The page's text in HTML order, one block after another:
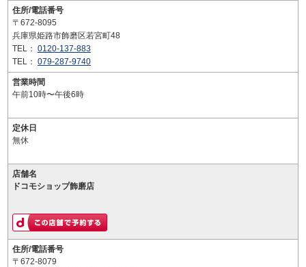
住所/電話番号
〒672-8095
兵庫県姫路市飾磨区若宮町48
TEL： 0120-137-883
TEL： 079-287-9740
営業時間
午前10時〜午後6時
定休日
無休
店舗名
ドコモショップ飾磨店
住所/電話番号
〒672-8079